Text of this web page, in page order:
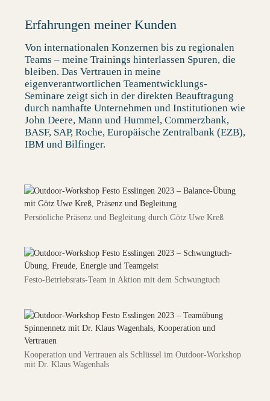
Erfahrungen meiner Kunden
Von internationalen Konzernen bis zu regionalen
Teams – meine Trainings hinterlassen Spuren, die
bleiben. Das Vertrauen in meine
eigenverantwortlichen Teamentwicklungs-
Seminare zeigt sich in der direkten Beauftragung
durch namhafte Unternehmen und Institutionen wie
John Deere, Mann und Hummel, Commerzbank,
BASF, SAP, Roche, Europäische Zentralbank (EZB),
IBM und Bilfinger.
Persönliche Präsenz und Begleitung durch Götz Uwe Kreß
Festo-Betriebsrats-Team in Aktion mit dem Schwungtuch
Kooperation und Vertrauen als Schlüssel im Outdoor-Workshop
mit Dr. Klaus Wagenhals